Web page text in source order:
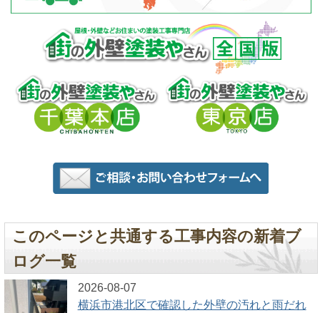
このページと共通する工事内容の新着ブ
ログ一覧
2026-08-07
横浜市港北区で確認した外壁の汚れと雨だれ